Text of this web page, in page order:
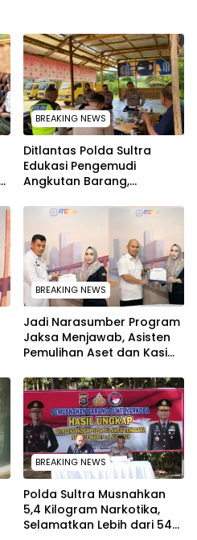
BREAKING NEWS
Ditlantas Polda Sultra
Edukasi Pengemudi
Angkutan Barang,
Kendaraan Demi
BREAKING NEWS
Jadi Narasumber Program
Jaksa Menjawab, Asisten
Pemulihan Aset dan Kasi
Terima Penghargaan dari
Komisaris MEK TV
BREAKING NEWS
Polda Sultra Musnahkan
5,4 Kilogram Narkotika,
Selamatkan Lebih dari 54